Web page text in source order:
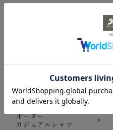
アイテ
オーダー
カジュアルシャツ